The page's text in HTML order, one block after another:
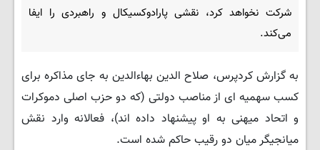
شرکت نخواهد کرد، نقشی پارادوکسیکال و راهبردی را ایفا
می‌کند.
به گزارش کردپرس، صلاح الدین بهاءالدین به جای مذاکره برای
کسب سهمیه ای از مناصب دولتی (که دو حزب اصلی دموکرات
و اتحاد میهنی به او پیشنهاد داده اند)، فعالانه وارد نقش
میانجیگر میان دو رقیب حاکم شده است.